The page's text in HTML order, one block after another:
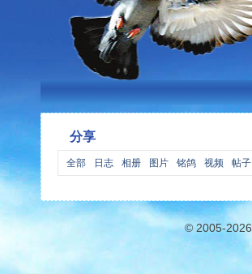
分享
全部 日志 相册 图片 铭鸽 视频 帖子
© 2005-2026